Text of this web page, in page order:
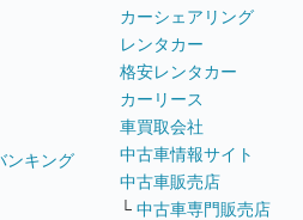
ンキング
カーシェアリング
レンタカー
格安レンタカー
カーリース
車買取会社
中古車情報サイト
中古車販売店
└ 中古車専門販売店